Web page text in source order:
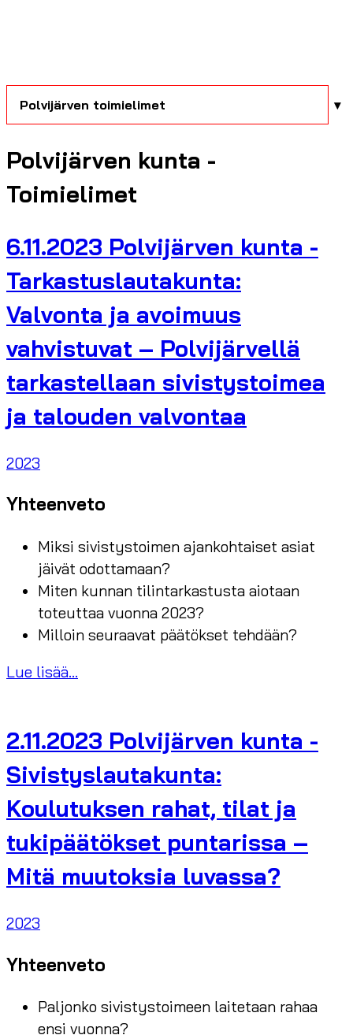
Polvijärven toimielimet
Polvijärven kunta -
Toimielimet
6.11.2023 Polvijärven kunta -
Tarkastuslautakunta:
Valvonta ja avoimuus
vahvistuvat – Polvijärvellä
tarkastellaan sivistystoimea
ja talouden valvontaa
2023
Yhteenveto
Miksi sivistystoimen ajankohtaiset asiat
jäivät odottamaan?
Miten kunnan tilintarkastusta aiotaan
toteuttaa vuonna 2023?
Milloin seuraavat päätökset tehdään?
Lue lisää...
2.11.2023 Polvijärven kunta -
Sivistyslautakunta:
Koulutuksen rahat, tilat ja
tukipäätökset puntarissa –
Mitä muutoksia luvassa?
2023
Yhteenveto
Paljonko sivistystoimeen laitetaan rahaa
ensi vuonna?